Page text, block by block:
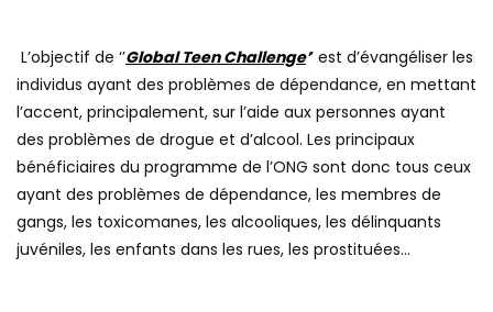
L’objectif de ‘’Global Teen Challenge’’ est d’évangéliser les
individus ayant des problèmes de dépendance, en mettant
l’accent, principalement, sur l’aide aux personnes ayant
des problèmes de drogue et d’alcool. Les principaux
bénéficiaires du programme de l’ONG sont donc tous ceux
ayant des problèmes de dépendance, les membres de
gangs, les toxicomanes, les alcooliques, les délinquants
juvéniles, les enfants dans les rues, les prostituées…